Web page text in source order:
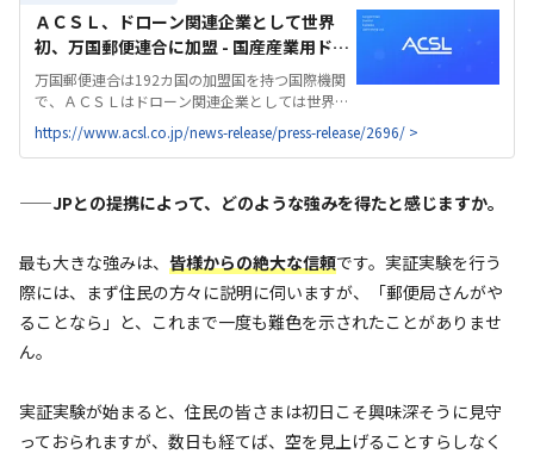
ＡＣＳＬ、ドローン関連企業として世界
初、万国郵便連合に加盟 - 国産産業用ドロ
ーンのACSL | 株式会社ＡＣＳＬ
万国郵便連合は192カ国の加盟国を持つ国際機関
で、ＡＣＳＬはドローン関連企業としては世界で
初めて加盟 世界各国における郵便・物流サービス
のシステムやガイドラインなどの標準化や、ラス
トワンマイル配送などの課題解決に、唯一のドロ
https://www.acsl.co.jp/news-release/press-release/2696/ >
——JPとの提携によって、どのような強みを得たと感じますか。
最も大きな強みは、 皆様からの絶大な信頼です。実証実験を行う
際には、まず住民の方々に説明に伺いますが、「郵便局さんがや
ることなら」と、これまで一度も難色を示されたことがありませ
ん。
実証実験が始まると、住民の皆さまは初日こそ興味深そうに見守
っておられますが、数日も経てば、空を見上げることすらしなく